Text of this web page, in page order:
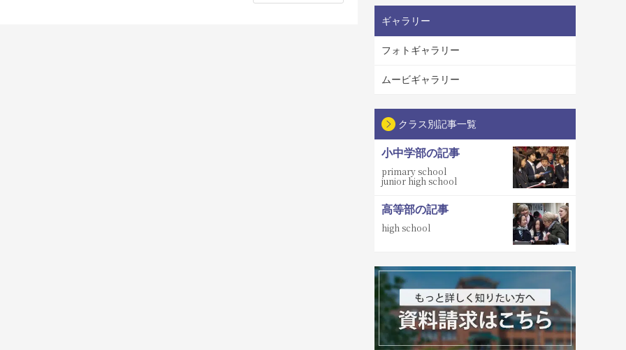
ギャラリー
フォトギャラリー
ムービギャラリー
クラス別記事一覧
小中学部の記事
primary school
junior high school
高等部の記事
high school